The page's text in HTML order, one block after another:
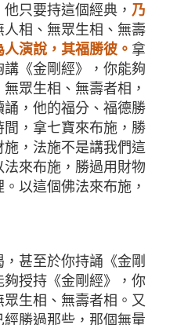
只要持這個經典， 乃
人相、無眾生相、無壽
演說，其福勝彼。 拿
《金剛經》，你能夠
眾生相、無壽者相，
，他的福分、福德勝
，拿七寶來布施，勝
，法施不是講我們這
來布施，勝過用財物
以這個佛法來布施，
甚至於你持誦《金剛
授持《金剛經》，你
生相、無壽者相。又
勝過那些，那個無量